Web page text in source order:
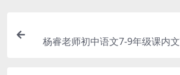
杨睿老师初中语文7-9年级课内